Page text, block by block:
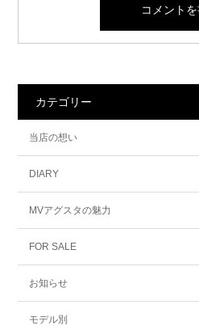
カテゴリー
当店の想い
DIARY
MVアグスタの魅力
FOR SALE
お知らせ
モデル別